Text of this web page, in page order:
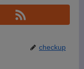
checkup